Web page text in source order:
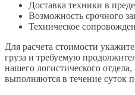
Доставка техники в
Возможность срочного
Техническое
Для расчета стоимости
груза и требуемую
нашего логистического
выполняются в течение суток